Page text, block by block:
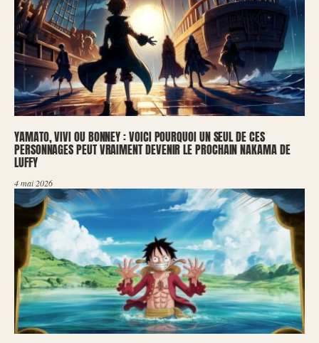
YAMATO, VIVI OU BONNEY : VOICI POURQUOI UN SEUL DE CES
PERSONNAGES PEUT VRAIMENT DEVENIR LE PROCHAIN NAKAMA DE
LUFFY
4 mai 2026